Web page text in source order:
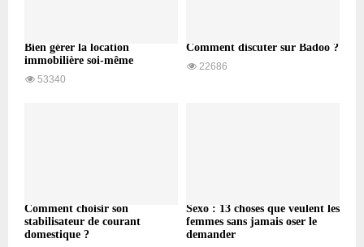
Bien gérer la location
immobilière soi-même
53340
Comment discuter sur Badoo ?
22686
Comment choisir son
stabilisateur de courant
domestique ?
Sexo : 13 choses que veulent les
femmes sans jamais oser le
demander